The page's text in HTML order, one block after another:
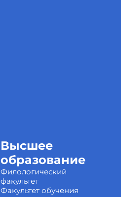
Высшее
образование
Филологический
факультет
Факультет обучения